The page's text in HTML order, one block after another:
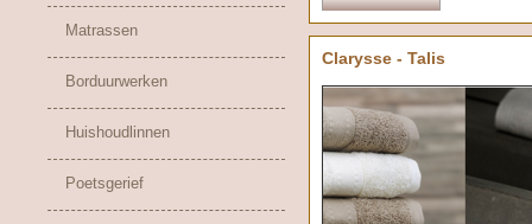
Matrassen
Borduurwerken
Huishoudlinnen
Poetsgerief
Clarysse - Talis